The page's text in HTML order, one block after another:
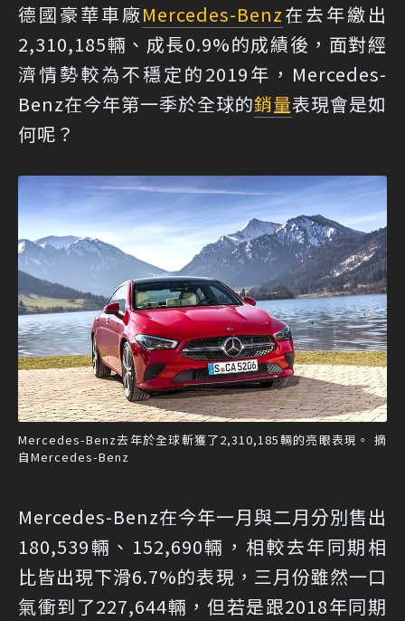
德國豪華車廠Mercedes-Benz在去年繳出
2,310,185輛、成長0.9%的成績後，面對經
濟情勢較為不穩定的2019年，Mercedes-
Benz在今年第一季於全球的銷量表現會是如
何呢？
Mercedes-Benz去年於全球斬獲了2,310,185輛的亮眼表現。 摘
自Mercedes-Benz
Mercedes-Benz在今年一月與二月分別售出
180,539輛、152,690輛，相較去年同期相
比皆出現下滑6.7%的表現，三月份雖然一口
氣衝到了227,644輛，但若是跟2018年同期